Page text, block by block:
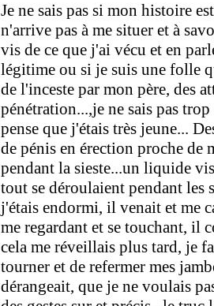
Je ne sais pas si mon histoire
n'arrive pas à me situer et à
vis de ce que j'ai vécu et en
légitime ou si je suis une folle
de l'inceste par mon père, des
pénétration...,je ne sais pas
pense que j'étais très jeune...
de pénis en érection proche de
pendant la sieste...un liquide
tout se déroulaient pendant les
j'étais endormi, il venait et me
me regardant et se touchant, il
cela me réveillais plus tard, je
tourner et de refermer mes
dérangeait, que je ne voulais